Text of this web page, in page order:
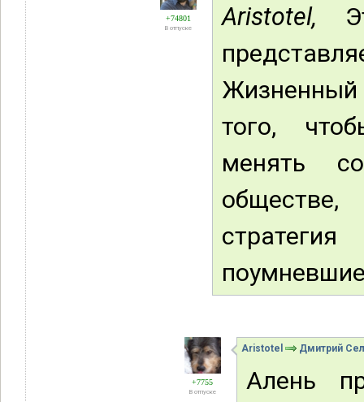
+74801
В отпуске Aristotel,
того,
менять
+7755
В отпуске
Aristotel Дмитрий
Алень